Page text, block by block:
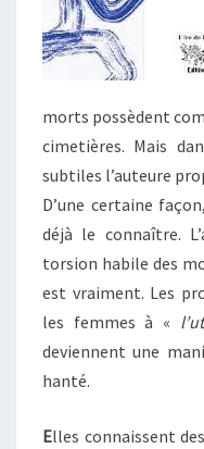
morts possèdent
cimetières. Mais
subtiles l’auteure
D’une certaine
déjà le connaître.
torsion habile des
est vraiment. Les
les femmes à «
deviennent une
hanté.
Elles connaissent